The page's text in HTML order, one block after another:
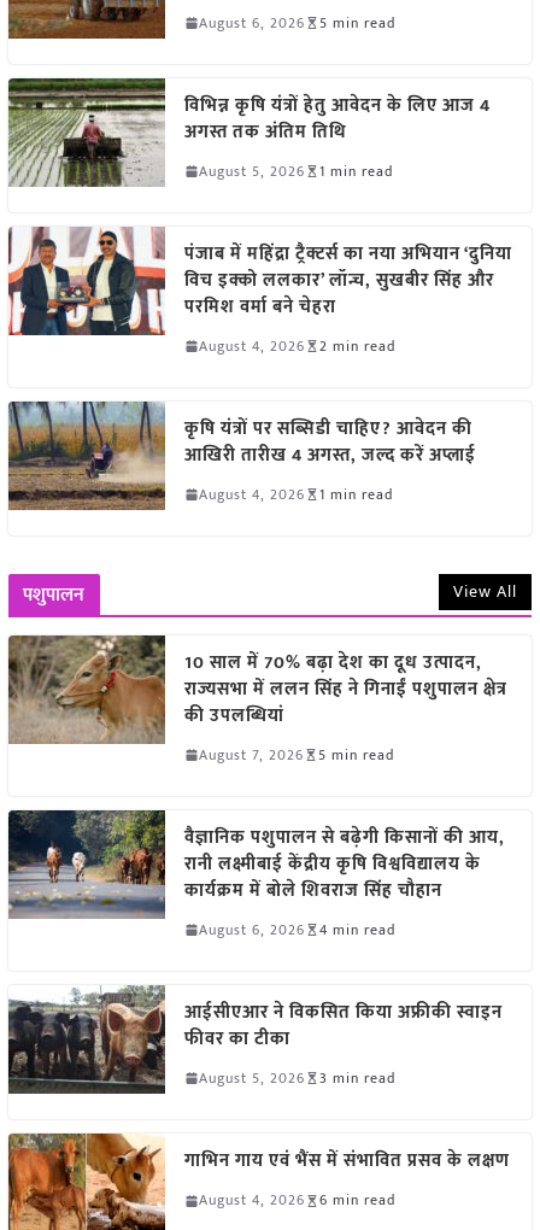
August 6, 2026 5 min read
विभिन्न कृषि यंत्रों हेतु आवेदन के लिए आज 4
अगस्त तक अंतिम तिथि
August 5, 2026 1 min read
पंजाब में महिंद्रा ट्रैक्टर्स का नया अभियान ‘दुनिया
विच इक्को ललकार’ लॉन्च, सुखबीर सिंह और
परमिश वर्मा बने चेहरा
August 4, 2026 2 min read
कृषि यंत्रों पर सब्सिडी चाहिए? आवेदन की
आखिरी तारीख 4 अगस्त, जल्द करें अप्लाई
August 4, 2026 1 min read
पशुपालन View All
10 साल में 70% बढ़ा देश का दूध उत्पादन,
राज्यसभा में ललन सिंह ने गिनाईं पशुपालन क्षेत्र
की उपलब्धियां
August 7, 2026 5 min read
वैज्ञानिक पशुपालन से बढ़ेगी किसानों की आय,
रानी लक्ष्मीबाई केंद्रीय कृषि विश्वविद्यालय के
कार्यक्रम में बोले शिवराज सिंह चौहान
August 6, 2026 4 min read
आईसीएआर ने विकसित किया अफ्रीकी स्वाइन
फीवर का टीका
August 5, 2026 3 min read
गाभिन गाय एवं भैंस में संभावित प्रसव के लक्षण
August 4, 2026 6 min read